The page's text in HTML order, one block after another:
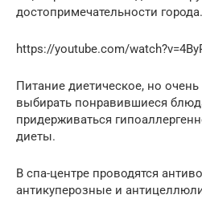
достопримечательности города.
https://youtube.com/
Питание диетическое, но
выбирать понравившиеся
придерживаться
диеты.
В спа-центре проводятся
антикуперозные и